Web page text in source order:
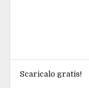
Scaricalo gratis!